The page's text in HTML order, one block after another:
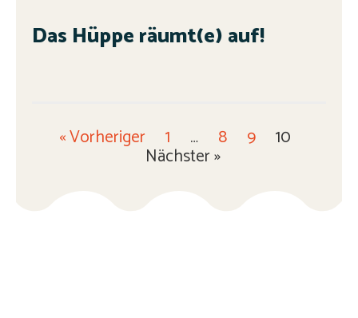
Das Hüppe räumt(e) auf!
« Vorheriger 1 … 8 9 10
Nächster »